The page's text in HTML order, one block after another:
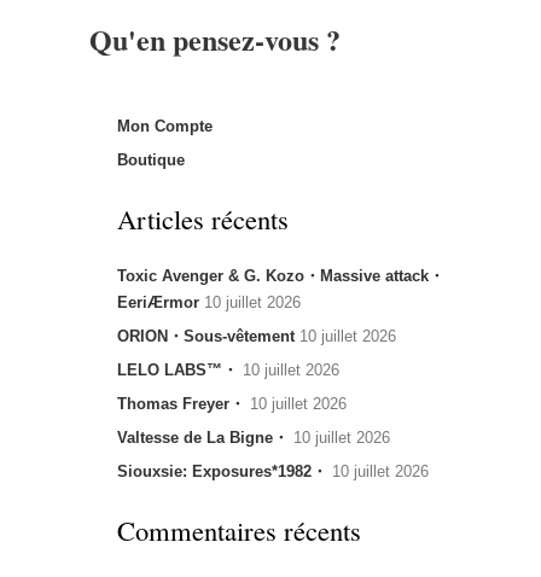
Qu'en pensez-vous ?
Mon Compte
Boutique
Articles récents
Toxic Avenger & G. Kozo・Massive attack・
EeriÆrmor 10 juillet 2026
ORION・Sous-vêtement 10 juillet 2026
LELO LABS™・ 10 juillet 2026
Thomas Freyer・ 10 juillet 2026
Valtesse de La Bigne・ 10 juillet 2026
Siouxsie: Exposures*1982・ 10 juillet 2026
Commentaires récents